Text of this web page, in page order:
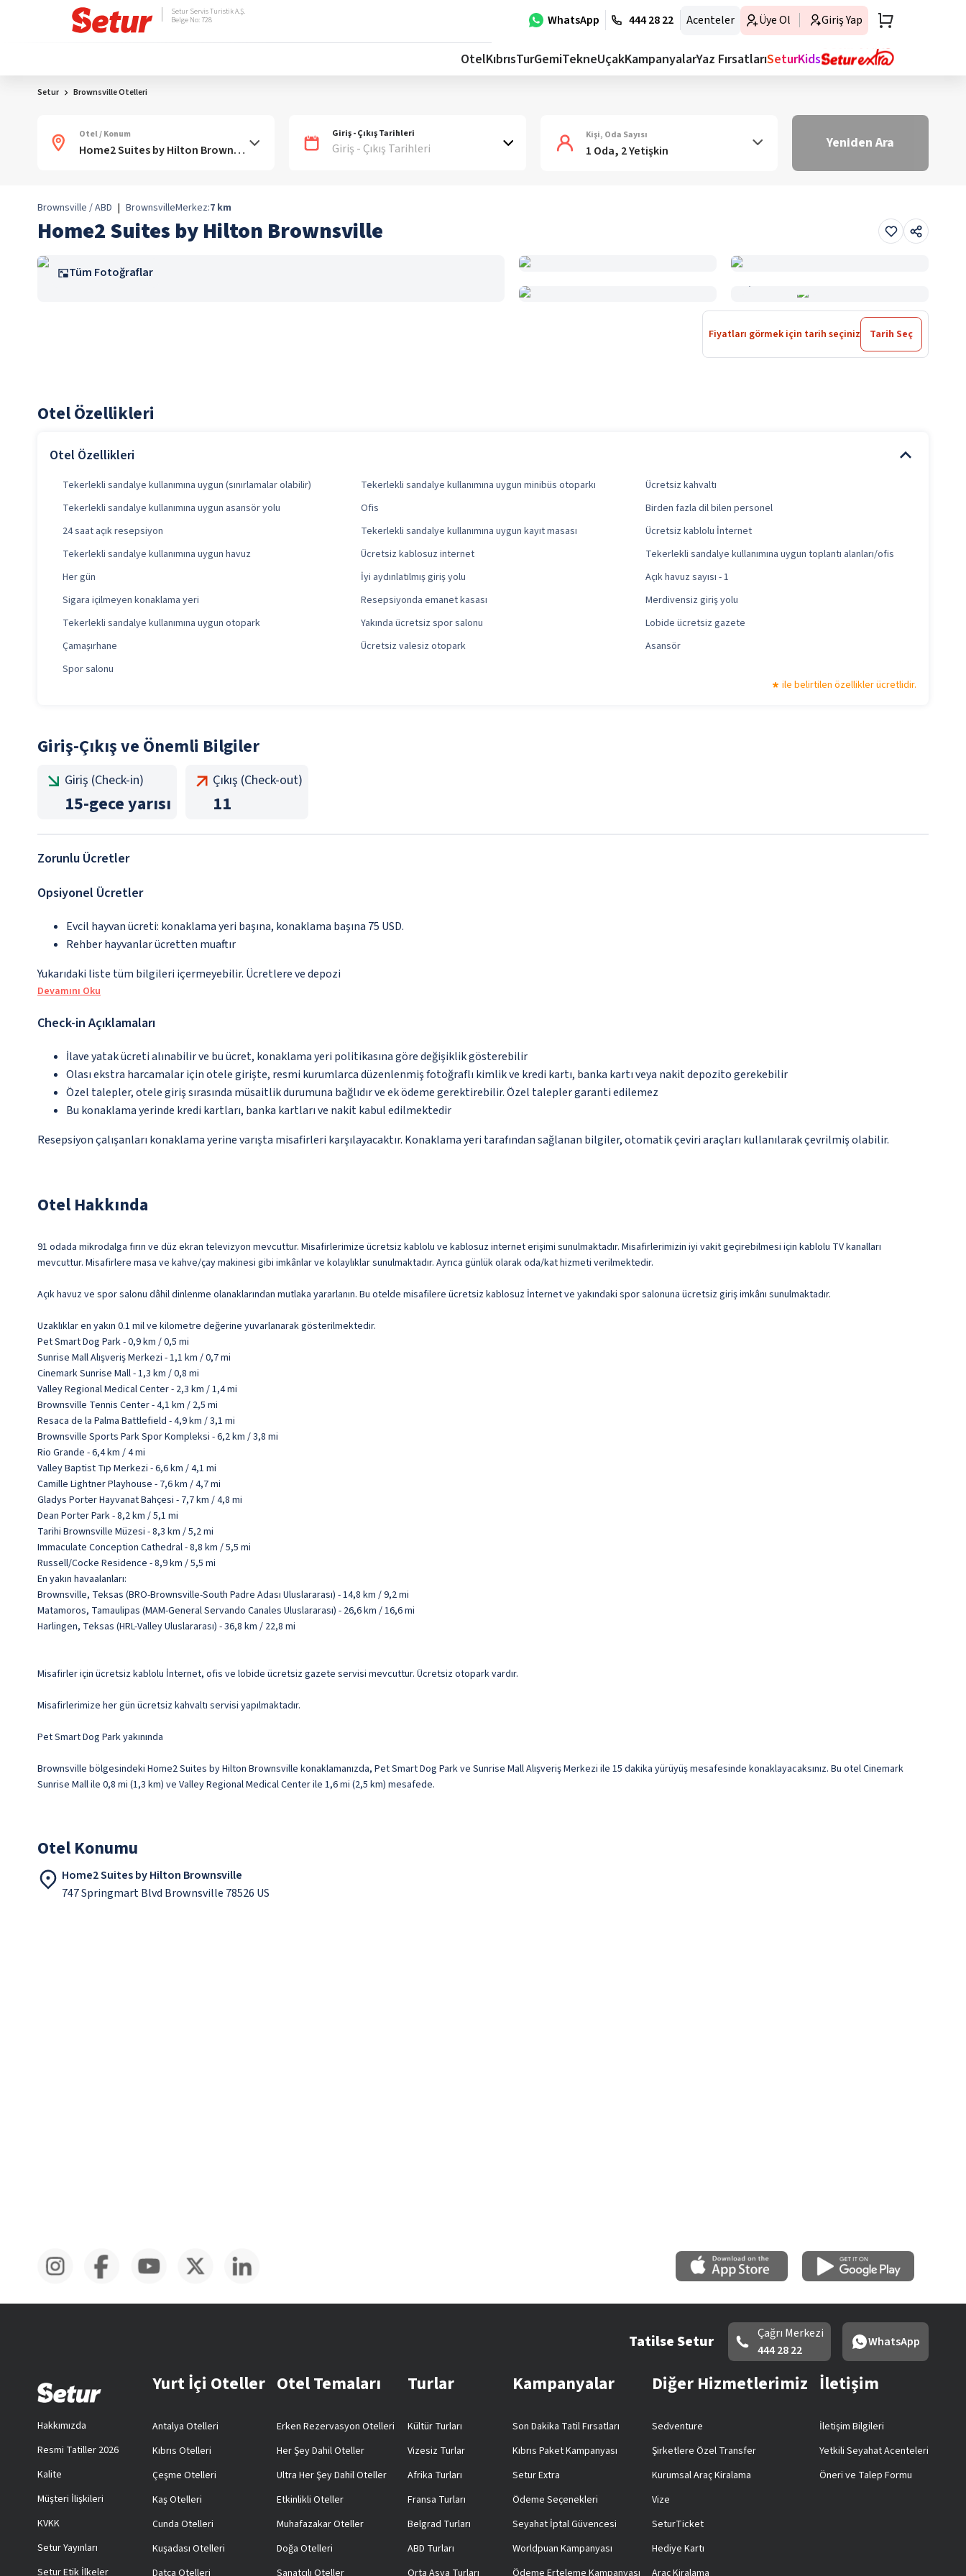
WhatsApp 444 28 22 Acenteler Üye Ol Giriş Yap
Setur Servis Turistik A.Ş.
Belge No: 728
OtelKıbrısTurGemiTekneUçakKampanyalarYaz FırsatlarıSeturKids
Setur Brownsville Otelleri
Otel / Konum Giriş - Çıkış Tarihleri
Giriş - Çıkış Tarihleri
Kişi, Oda Sayısı
1 Oda, 2 Yetişkin Yeniden Ara
Brownsville / ABD | BrownsvilleMerkez:7 km
Home2 Suites by Hilton Brownsville
Tüm Fotoğraflar
Fiyatları görmek için tarih seçiniz Tarih Seç
Otel Özellikleri
Otel Özellikleri
Tekerlekli sandalye kullanımına uygun (sınırlamalar olabilir) Tekerlekli sandalye kullanımına uygun minibüs otoparkı
Ücretsiz kahvaltı
Tekerlekli sandalye kullanımına uygun asansör yolu
Ofis
Birden fazla dil bilen personel
24 saat açık resepsiyon
Tekerlekli sandalye kullanımına uygun kayıt masası
Ücretsiz kablolu İnternet
Tekerlekli sandalye kullanımına uygun havuz
Ücretsiz kablosuz internet
Tekerlekli sandalye kullanımına uygun toplantı alanları/ofis
Her gün
İyi aydınlatılmış giriş yolu
Açık havuz sayısı - 1
Sigara içilmeyen konaklama yeri
Resepsiyonda emanet kasası
Merdivensiz giriş yolu
Tekerlekli sandalye kullanımına uygun otopark
Yakında ücretsiz spor salonu
Lobide ücretsiz gazete
Çamaşırhane
Ücretsiz valesiz otopark
Asansör
Spor salonu
ile belirtilen özellikler ücretlidir.
Giriş-Çıkış ve Önemli Bilgiler
Giriş (Check-in)
15-gece yarısı
Çıkış (Check-out)
11
Zorunlu Ücretler
Opsiyonel Ücretler
Evcil hayvan ücreti: konaklama yeri başına, konaklama başına 75 USD.
Rehber hayvanlar ücretten muaftır
Yukarıdaki liste tüm bilgileri içermeyebilir. Ücretlere ve depozi
Devamını Oku
Check-in Açıklamaları
İlave yatak ücreti alınabilir ve bu ücret, konaklama yeri politikasına göre değişiklik gösterebilir
Olası ekstra harcamalar için otele girişte, resmi kurumlarca düzenlenmiş fotoğraflı kimlik ve kredi kartı, banka kartı veya nakit depozito gerekebilir
Özel talepler, otele giriş sırasında müsaitlik durumuna bağlıdır ve ek ödeme gerektirebilir. Özel talepler garanti edilemez
Bu konaklama yerinde kredi kartları, banka kartları ve nakit kabul edilmektedir
Resepsiyon çalışanları konaklama yerine varışta misafirleri karşılayacaktır. Konaklama yeri tarafından sağlanan bilgiler, otomatik çeviri araçları kullanılarak çevrilmiş olabilir.
Otel Hakkında
91 odada mikrodalga fırın ve düz ekran televizyon mevcuttur. Misafirlerimize ücretsiz kablolu ve kablosuz internet erişimi sunulmaktadır. Misafirlerimizin iyi vakit geçirebilmesi için kablolu TV kanalları
mevcuttur. Misafirlere masa ve kahve/çay makinesi gibi imkânlar ve kolaylıklar sunulmaktadır. Ayrıca günlük olarak oda/kat hizmeti verilmektedir.
Açık havuz ve spor salonu dâhil dinlenme olanaklarından mutlaka yararlanın. Bu otelde misafilere ücretsiz kablosuz İnternet ve yakındaki spor salonuna ücretsiz giriş imkânı sunulmaktadır.
Uzaklıklar en yakın 0.1 mil ve kilometre değerine yuvarlanarak gösterilmektedir.
Pet Smart Dog Park - 0,9 km / 0,5 mi
Sunrise Mall Alışveriş Merkezi - 1,1 km / 0,7 mi
Cinemark Sunrise Mall - 1,3 km / 0,8 mi
Valley Regional Medical Center - 2,3 km / 1,4 mi
Brownsville Tennis Center - 4,1 km / 2,5 mi
Resaca de la Palma Battlefield - 4,9 km / 3,1 mi
Brownsville Sports Park Spor Kompleksi - 6,2 km / 3,8 mi
Rio Grande - 6,4 km / 4 mi
Valley Baptist Tıp Merkezi - 6,6 km / 4,1 mi
Camille Lightner Playhouse - 7,6 km / 4,7 mi
Gladys Porter Hayvanat Bahçesi - 7,7 km / 4,8 mi
Dean Porter Park - 8,2 km / 5,1 mi
Tarihi Brownsville Müzesi - 8,3 km / 5,2 mi
Immaculate Conception Cathedral - 8,8 km / 5,5 mi
Russell/Cocke Residence - 8,9 km / 5,5 mi
En yakın havaalanları:
Brownsville, Teksas (BRO-Brownsville-South Padre Adası Uluslararası) - 14,8 km / 9,2 mi
Matamoros, Tamaulipas (MAM-General Servando Canales Uluslararası) - 26,6 km / 16,6 mi
Harlingen, Teksas (HRL-Valley Uluslararası) - 36,8 km / 22,8 mi
Misafirler için ücretsiz kablolu İnternet, ofis ve lobide ücretsiz gazete servisi mevcuttur. Ücretsiz otopark vardır.
Misafirlerimize her gün ücretsiz kahvaltı servisi yapılmaktadır.
Pet Smart Dog Park yakınında
Brownsville bölgesindeki Home2 Suites by Hilton Brownsville konaklamanızda, Pet Smart Dog Park ve Sunrise Mall Alışveriş Merkezi ile 15 dakika yürüyüş mesafesinde konaklayacaksınız. Bu otel Cinemark
Sunrise Mall ile 0,8 mi (1,3 km) ve Valley Regional Medical Center ile 1,6 mi (2,5 km) mesafede.
Otel Konumu
Home2 Suites by Hilton Brownsville
747 Springmart Blvd Brownsville 78526 US
Tatilse Setur
Çağrı Merkezi
444 28 22
WhatsApp
Hakkımızda
Resmi Tatiller 2026
Kalite
Müşteri İlişkileri
KVKK
Setur Yayınları
Setur Etik İlkeler
Yurt İçi Oteller
Antalya Otelleri
Kıbrıs Otelleri
Çeşme Otelleri
Kaş Otelleri
Cunda Otelleri
Kuşadası Otelleri
Otel Temaları
Erken Rezervasyon Otelleri
Her Şey Dahil Oteller
Ultra Her Şey Dahil Oteller
Etkinlikli Oteller
Muhafazakar Oteller
Doğa Otelleri
Turlar
Kültür Turları
Vizesiz Turlar
Afrika Turları
Fransa Turları
Belgrad Turları
ABD Turları
Kampanyalar
Son Dakika Tatil Fırsatları
Kıbrıs Paket Kampanyası
Setur Extra
Ödeme Seçenekleri
Seyahat İptal Güvencesi
Worldpuan Kampanyası
Diğer Hizmetlerimiz
Sedventure
Şirketlere Özel Transfer
Kurumsal Araç Kiralama
Vize
SeturTicket
Hediye Kartı
İletişim
İletişim Bilgileri
Yetkili Seyahat Acenteleri
Öneri ve Talep Formu